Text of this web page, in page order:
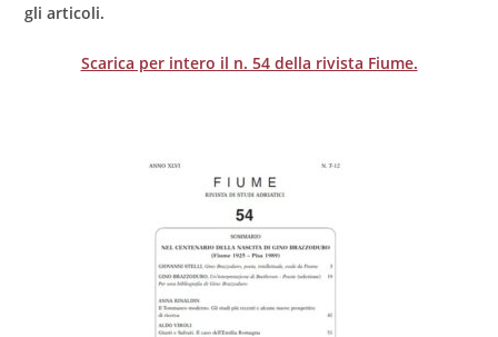
gli articoli.
Scarica per intero il n. 54 della rivista Fiume.